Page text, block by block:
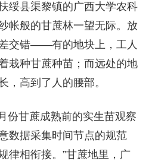
绥县渠黎镇的广西大学农科
帐般的甘蔗林一望无际。放
交错——有的地块上，工人
栽种甘蔗种苗；而远处的地
，高到了人的腰部。
份甘蔗成熟前的实生苗观察
数据采集时间节点的规范
律相衔接。”甘蔗地里，广